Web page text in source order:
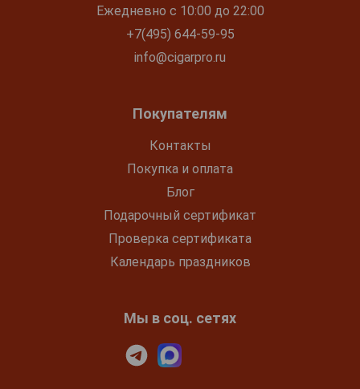
Ежедневно с 10:00 до 22:00
+7(495) 644-59-95
info@cigarpro.ru
Покупателям
Контакты
Покупка и оплата
Блог
Подарочный сертификат
Проверка сертификата
Календарь праздников
Мы в соц. сетях